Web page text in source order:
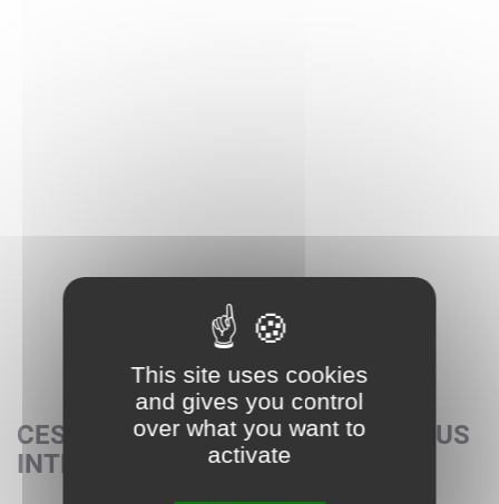
CES SETS POURRAIENT AUSSI VOUS
INTÉRESSER
This site uses cookies
and gives you control
over what you want to
activate